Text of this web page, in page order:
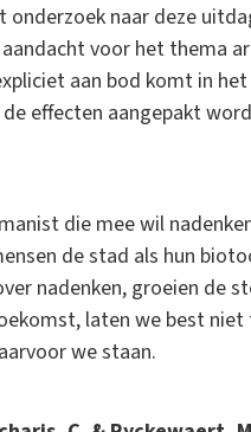
onderzoek naar deze
voor het thema
aan bod komt in
effecten aangepakt
die mee wil
de stad als hun
nadenken, groeien de
laten we best
we staan.